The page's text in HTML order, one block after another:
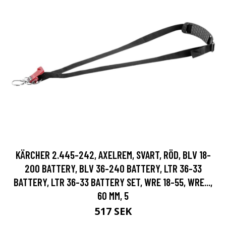
KÄRCHER 2.445-242, AXELREM, SVART, RÖD, BLV 18-
200 BATTERY, BLV 36-240 BATTERY, LTR 36-33
BATTERY, LTR 36-33 BATTERY SET, WRE 18-55, WRE...,
60 MM, 5
517 SEK